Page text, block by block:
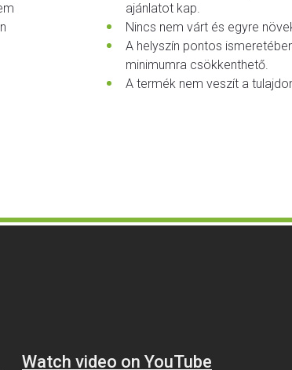
ajánlatot kap.
Nincs nem várt és egyre
A helyszín pontos
minimumra csökkenthető.
A termék nem veszít a